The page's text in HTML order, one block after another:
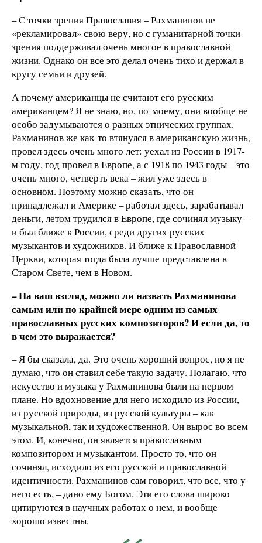
– С точки зрения Православия – Рахманинов не
«рекламировал» свою веру, но с гуманитарной точки
зрения поддерживал очень многое в православной
жизни. Однако он все это делал очень тихо и держал в
кругу семьи и друзей.
А почему американцы не считают его русским
американцем? Я не знаю, но, по-моему, они вообще не
особо задумываются о разных этнических группах.
Рахманинов же как-то втянулся в американскую жизнь,
провел здесь очень много лет: уехал из России в 1917-
м году, год провел в Европе, а с 1918 по 1943 годы – это
очень много, четверть века – жил уже здесь в
основном. Поэтому можно сказать, что он
принадлежал и Америке – работал здесь, зарабатывал
деньги, летом трудился в Европе, где сочинял музыку –
и был ближе к России, среди других русских
музыкантов и художников. И ближе к Православной
Церкви, которая тогда была лучше представлена в
Старом Свете, чем в Новом.
– На ваш взгляд, можно ли назвать Рахманинова
самым или по крайней мере одним из самых
православных русских композиторов? И если да, то
в чем это выражается?
– Я бы сказала, да. Это очень хороший вопрос, но я не
думаю, что он ставил себе такую задачу. Полагаю, что
искусство и музыка у Рахманинова были на первом
плане. Но вдохновение для него исходило из России,
из русской природы, из русской культуры – как
музыкальной, так и художественной. Он вырос во всем
этом. И, конечно, он является православным
композитором и музыкантом. Просто то, что он
сочинял, исходило из его русской и православной
идентичности. Рахманинов сам говорил, что все, что у
него есть, – дано ему Богом. Эти его слова широко
цитируются в научных работах о нем, и вообще
хорошо известны.